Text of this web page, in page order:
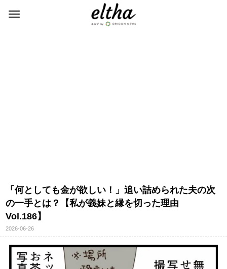
「何としても金が欲しい！」追い詰められた夫の次
の一手とは？【私が義妹と縁を切った理由
Vol.186】
2026-06-26